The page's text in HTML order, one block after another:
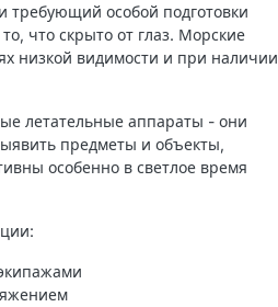
требующий особой подготовки
что скрыто от глаз. Морские
низкой видимости и при наличии
летательные аппараты - они
предметы и объекты,
особенно в светлое время